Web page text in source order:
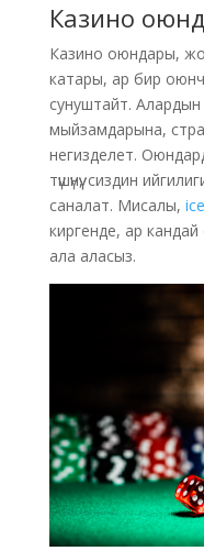
Казино
Казино оюндары,
катары, ар бир
сунуштайт.
мыйзамдарына,
негизделет.
түшүнүү, сиздин
саналат. Мисалы,
киргенде, ар
ала аласыз.